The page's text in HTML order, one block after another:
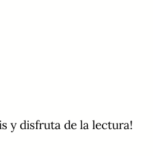
y disfruta de la lectura!